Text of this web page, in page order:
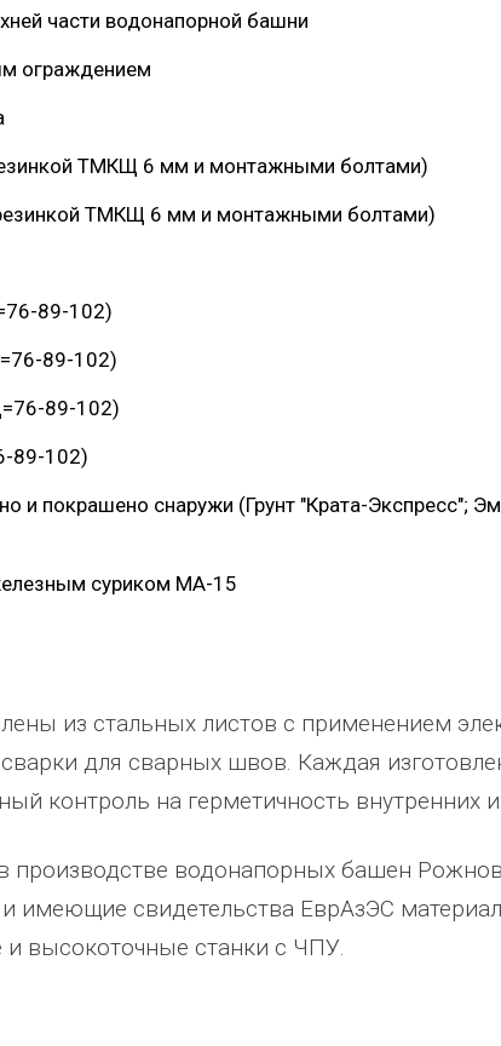
национальное
части водонапорной башни
ограждением
ТМКЩ 6 мм и монтажными болтами)
ТМКЩ 6 мм и монтажными болтами)
89-102)
89-102)
89-102)
89-102)
и покрашено снаружи (Грунт "Крата-Экспресс";
суриком МА-15
из стальных листов с применением
для сварных швов. Каждая
контроль на герметичность внутренних
производстве водонапорных башен
имеющие свидетельства ЕврАзЭС
и высокоточные станки с ЧПУ.